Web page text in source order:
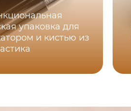
упаковка для
и кистью из